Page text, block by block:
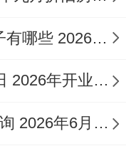
2026年三月适合开业的日子有哪些 2026年三月适合结婚
2026年10月份开业黄道吉日 2026年开业黄道吉日10月
2026年4月理发吉日吉时查询 2026年6月理发黄道吉日查询